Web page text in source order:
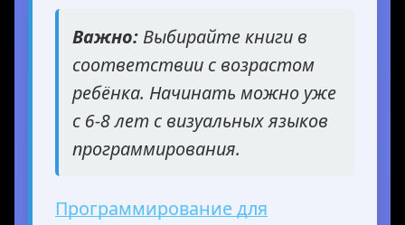
Важно: Выбирайте книги в
соответствии с возрастом
ребёнка. Начинать можно уже
с 6-8 лет с визуальных языков
программирования.
Программирование для